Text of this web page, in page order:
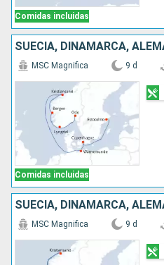
Comidas incluidas
Comidas incluidas
MSC Magnifica 9 d
MSC Magnifica 9 d